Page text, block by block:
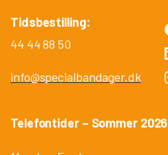
Tidsbestilling:
44 44 88 50
info@specialbandager.dk
Telefontider – Sommer 2026